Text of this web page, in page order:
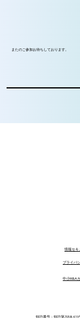
またのご参加お待ちしております。
中小M&A
プライバ
情報セキ
特許番号：特許第7058419